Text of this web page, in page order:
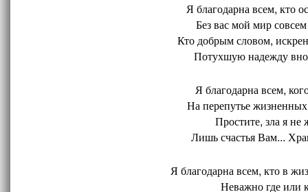
Я благодарна всем, кто
Без вас мой мир
Кто добрым словом,
Потухшую надежду
Я благодарна всем,
На перепутье
Простите, зла я не
Лишь счастья Вам...
Я благодарна всем, кто в
Неважно где или